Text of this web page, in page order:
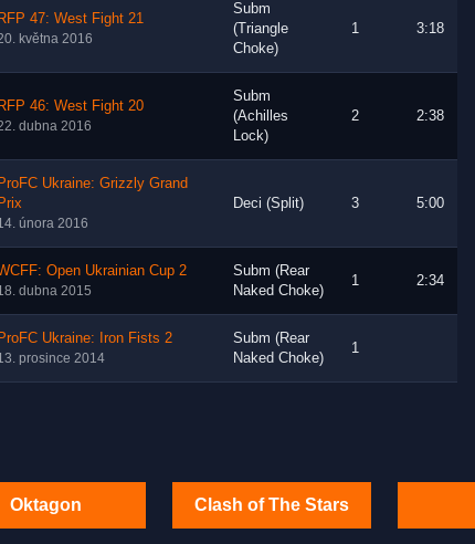
RFP 47: West Fight 21
května 2016
Subm
(Triangle
Choke)
1 3:18
RFP 46: West Fight 20
dubna 2016
Subm
(Achilles
Lock)
2 2:38
ProFC Ukraine: Grizzly Grand
Prix
února 2016
Deci (Split) 3 5:00
Open Ukrainian Cup 2
dubna 2015
Subm (Rear
Naked Choke)
1 2:34
ProFC Ukraine: Iron Fists 2
prosince 2014
Subm (Rear
Naked Choke)
1
Oktagon Clash of The Stars